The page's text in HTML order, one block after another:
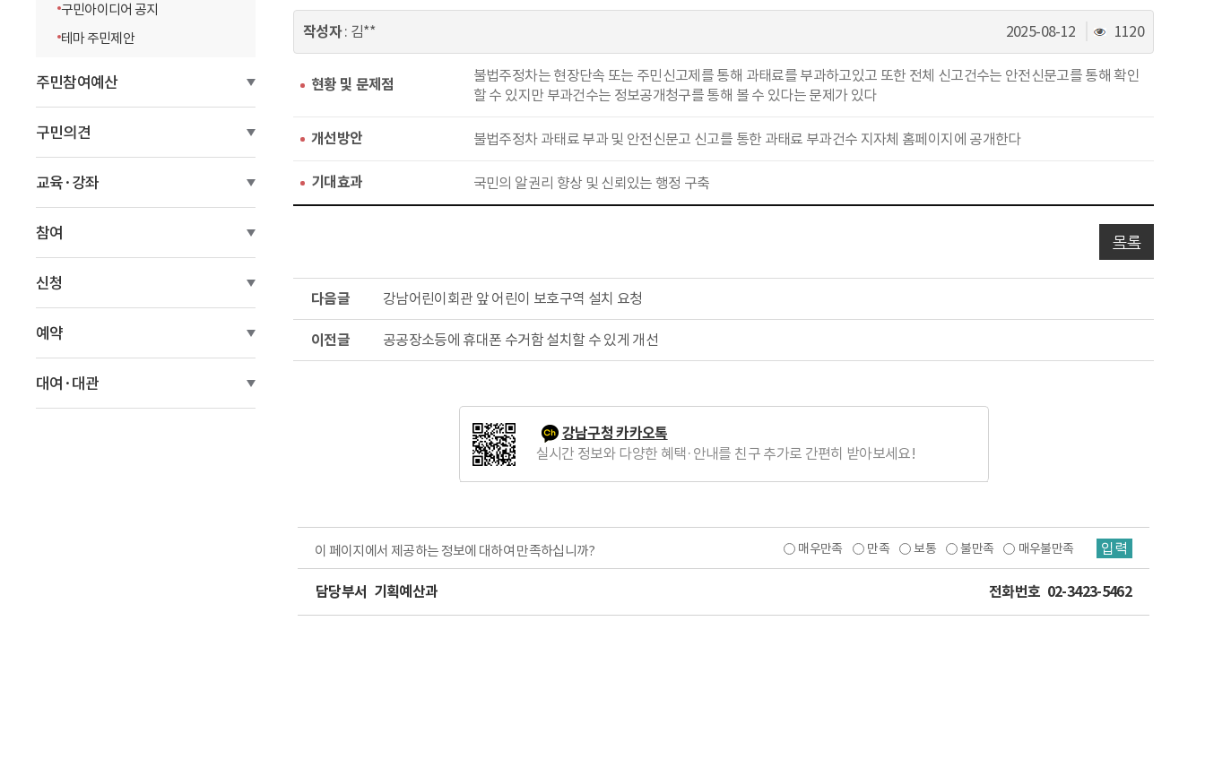
구민아이디어 공지
테마 주민제안
주민참여예산
구민의견
교육·강좌
참여
신청
예약
대여·대관
작성자: 김** 2025-08-12
조
회
수
1120
현황 및 문제점
불법주정차는 현장단속 또는 주민신고제를 통해 과태료를 부과하고있고 또한 전체 신고건수는 안전신문고를 통해 확인
할 수 있지만 부과건수는 정보공개청구를 통해 볼 수 있다는 문제가 있다
개선방안 불법주정차 과태료 부과 및 안전신문고 신고를 통한 과태료 부과건수 지자체 홈페이지에 공개한다
기대효과 국민의 알권리 향상 및 신뢰있는 행정 구축
목록
글
강남어린이회관 앞 어린이 보호구역 설치 요청
글
공공장소등에 휴대폰 수거함 설치할 수 있게 개선
강남구청 카카오톡
실시간 정보와 다양한 혜택·안내를 친구 추가로 간편히 받아보세요!
이 페이지에서 제공하는 정보에 대하여 만족하십니까? 매우만족 만족 보통 불만족 매우불만족 입력
담당부서 기획예산과 전화번호 02-3423-5462